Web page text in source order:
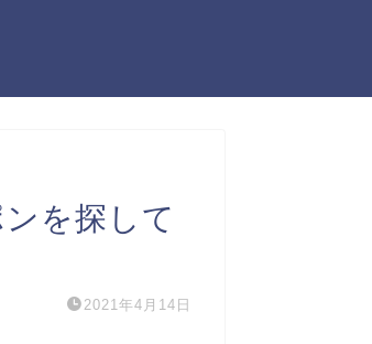
を探して
2021年4月14日